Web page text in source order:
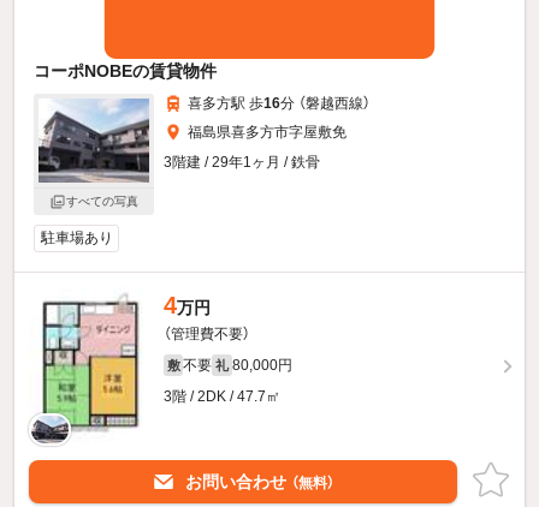
コーポNOBEの賃貸物件
すべての写真
喜多方駅 歩16分 （磐越西線）
福島県喜多方市字屋敷免
3階建 / 29年1ヶ月 / 鉄骨
駐車場あり
4万円
（管理費不要）
敷 不要 礼 80,000円
3階 / 2DK / 47.7㎡
お問い合わせ （無料）